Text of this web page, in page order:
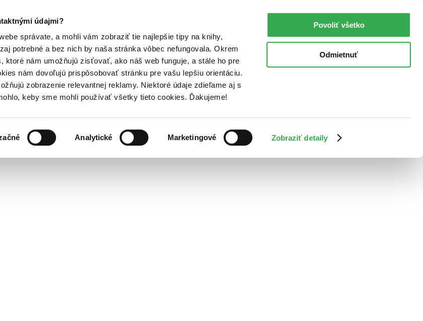
údajmi?
správate, a mohli vám zobraziť tie najlepšie tipy na knihy,
potrebné a bez nich by naša stránka vôbec nefungovala. Okrem
ktoré nám umožňujú zisťovať, ako náš web funguje, a stále ho pre
nám dovoľujú prispôsobovať stránku pre vašu lepšiu orientáciu.
zobrazenie relevantnej reklamy. Niektoré údaje zdieľame aj s
keby sme mohli používať všetky tieto cookies. Ďakujeme!
Analytické Marketingové Zobraziť detaily
Povoliť všetko
Odmietnuť